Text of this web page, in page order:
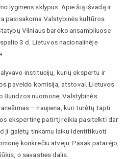
lygmens sklypus. Apie šią išvadą ir
pasisakoma Valstybinės kultūros
Vilniaus baroko ansambliuose
3 d. Lietuvos nacionalinėje
institucijų, kurių ekspertu ir
paveldo komisija, atstovai. Lietuvos
nuomone, Valstybinės
– naujiena, kuri turėtų tapti
ekspertinę patirtį reikia pasitelkti dar
ji galėtų tinkamu laiku identifikuoti
konkrečiu atveju. Pasak patarėjo,
o savasties dalis.